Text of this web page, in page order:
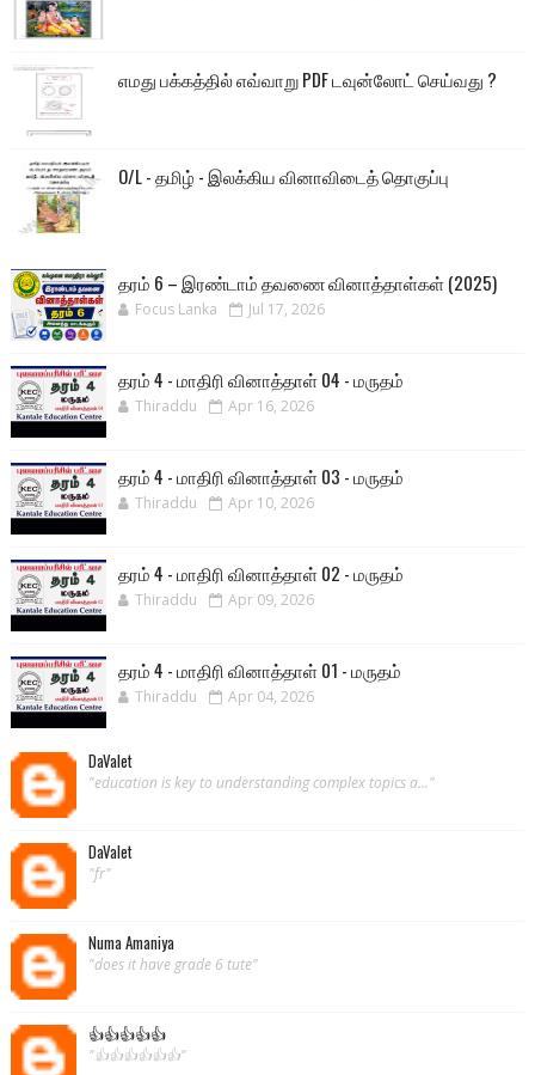
எமது பக்கத்தில் எவ்வாறு PDF டவுன்லோட் செய்வது ?
O/L - தமிழ் - இலக்கிய வினாவிடைத் தொகுப்பு
தரம் 6 – இரண்டாம் தவணை வினாத்தாள்கள் (2025)
Focus Lanka Jul 17, 2026
தரம் 4 - மாதிரி வினாத்தாள் 04 - மருதம்
Thiraddu Apr 16, 2026
தரம் 4 - மாதிரி வினாத்தாள் 03 - மருதம்
Thiraddu Apr 10, 2026
தரம் 4 - மாதிரி வினாத்தாள் 02 - மருதம்
Thiraddu Apr 09, 2026
தரம் 4 - மாதிரி வினாத்தாள் 01 - மருதம்
Thiraddu Apr 04, 2026
DaValet
"education is key to understanding complex topics a..."
DaValet
"fr"
Numa Amaniya
"does it have grade 6 tute"
👍👍👍👍👍
"👍👍👍👍👍👍"